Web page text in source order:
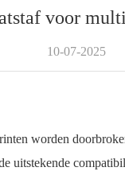
voor
10-07-2025
worden